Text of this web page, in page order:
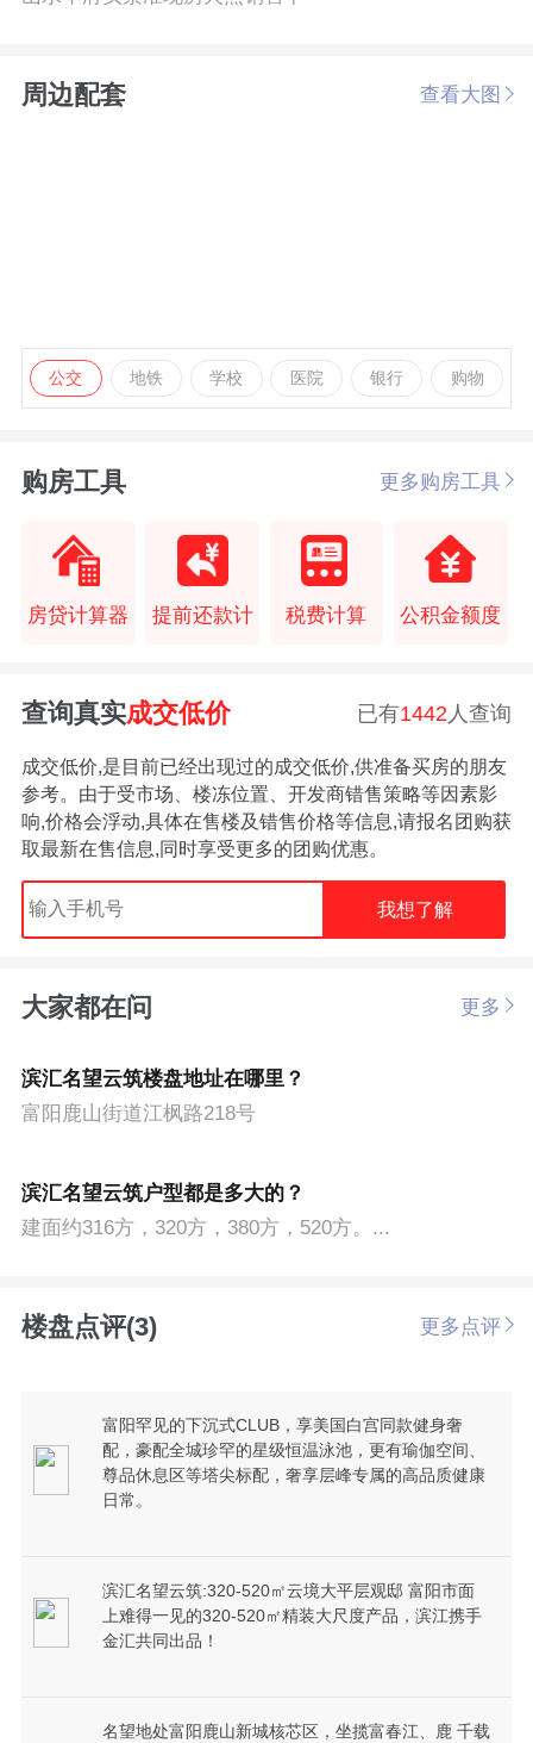
周边配套 查看大图
公交 地铁 学校 医院 银行 购物
购房工具 更多购房工具
房贷计算器 提前还款计 税费计算 公积金额度
查询真实成交低价 已有1442人查询
成交低价,是目前已经出现过的成交低价,供准备买房的朋友
参考。由于受市场、楼冻位置、开发商错售策略等因素影
响,价格会浮动,具体在售楼及错售价格等信息,请报名团购获
取最新在售信息,同时享受更多的团购优惠。
我想了解
大家都在问 更多
滨汇名望云筑楼盘地址在哪里？
富阳鹿山街道江枫路218号
滨汇名望云筑户型都是多大的？
建面约316方，320方，380方，520方。...
楼盘点评(3) 更多点评
富阳罕见的下沉式CLUB，享美国白宫同款健身奢
配，豪配全城珍罕的星级恒温泳池，更有瑜伽空间、
尊品休息区等塔尖标配，奢享层峰专属的高品质健康
日常。
滨汇名望云筑:320-520㎡云境大平层观邸 富阳市面
上难得一见的320-520㎡精装大尺度产品，滨江携手
金汇共同出品！
名望地处富阳鹿山新城核芯区，坐揽富春江、鹿 千载